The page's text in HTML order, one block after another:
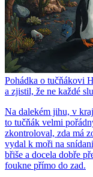
Pohádka o tučňákovi
a zjistil, že ne každé
Na dalekém jihu, v
to tučňák velmi
zkontroloval, zda má
vydal k moři na
břiše a docela dobře
foukne přímo do zad.